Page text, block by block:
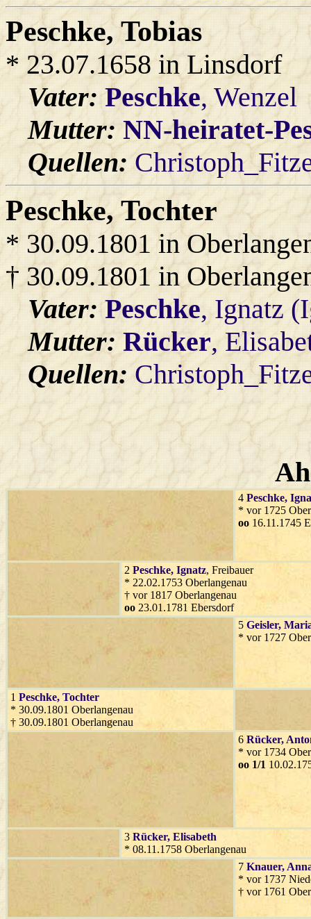
Peschke, Tobias
* 23.07.1658 in Linsdorf
Vater:Peschke, Wenzel
Mutter: NN-heiratet-
Quellen:
Peschke, Tochter
* 30.09.1801 in
† 30.09.1801 in
Vater:Peschke, Ignatz
Mutter: Rücker,
Quellen:
4 Peschke,
* vor 1725
oo 16.11.1745
2 Peschke, Ignatz, Freibauer
* 22.02.1753 Oberlangenau
† vor 1817 Oberlangenau
oo 23.01.1781 Ebersdorf
5 Geisler,
* vor 1727
1 Peschke, Tochter
* 30.09.1801 Oberlangenau
† 30.09.1801 Oberlangenau
6 Rücker,
* vor 1734
oo 1/1
3 Rücker, Elisabeth
* 08.11.1758 Oberlangenau
7 Knauer,
* vor 1737
† vor 1761